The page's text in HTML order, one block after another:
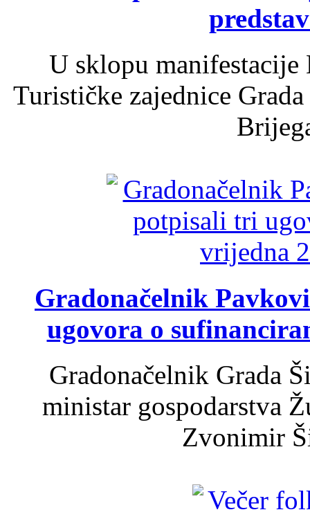
U sklopu
Turističke zajednice
Gradonačelnik
ugovora o
Gradonačelnik Grada
ministar gospodarstva
Zvonimir